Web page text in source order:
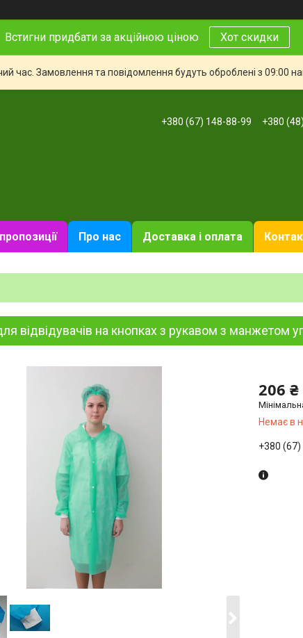
Встигни придбати за акційною ціною Хот скидки
час. Замовлення та повідомлення будуть оброблені з 09:00
+380 (67) 148-88-99 +380
Про нас Доставка і оплата
відвідувачів на кнопках з рукавом з манжетом
206 ₴
Немає в
+380